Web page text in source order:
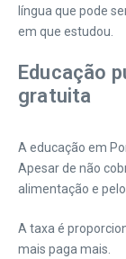
língua que pode
em que estudou.
Educação
gratuita
A educação em
Apesar de não
alimentação e
A taxa é
mais paga mais.